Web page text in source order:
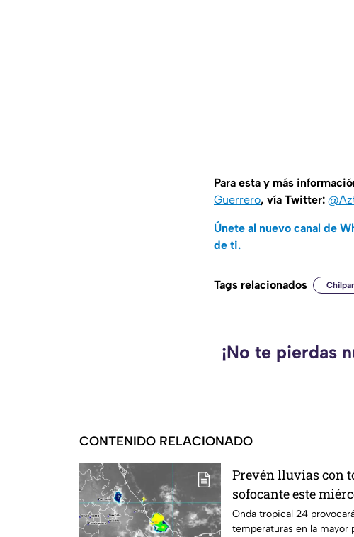
Para esta y más
Guerrero, vía Twitter:
Únete al nuevo canal de
de ti.
Tags relacionados
¡No te pierdas
CONTENIDO RELACIONADO
Prevén lluvias con
sofocante este
Onda tropical 24
temperaturas en la mayor